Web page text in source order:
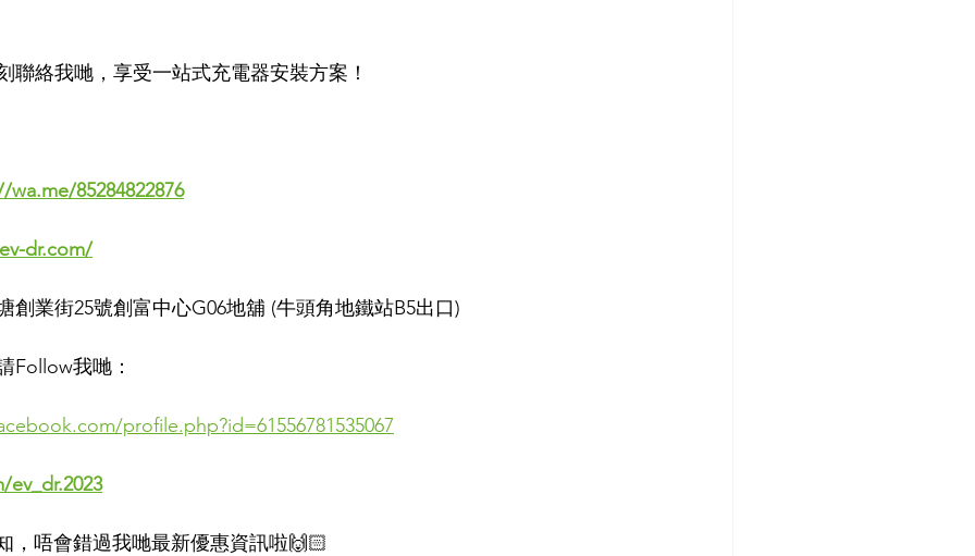
聯絡我哋，享受一站式充電器安裝方案！
85284822876
dr.com/
創業街25號創富中心G06地舖 (牛頭角地鐵站B5出口)
Follow我哋：
profile.php?id=61556781535067
ev_dr.2023
，唔會錯過我哋最新優惠資訊啦🙌🏻